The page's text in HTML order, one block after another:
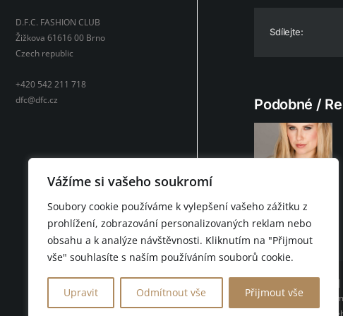
Vážíme si vašeho soukromí
Soubory cookie používáme k vylepšení vašeho zážitku z
prohlížení, zobrazování personalizovaných reklam nebo
obsahu a k analýze návštěvnosti. Kliknutím na "Přijmout
vše" souhlasíte s naším používáním souborů cookie.
Upravit Odmítnout vše Přijmout vše
D.F.C. FASHION CLUB
Žižkova 61616 00 Brno
Czech republic
+420 542 211 718
dfc@dfc.cz
Sdílejte:
Podobné /
© 2026 D.F.C. FASHION
D.F.C. FASHION CLUB
eventové módní přehlídky -